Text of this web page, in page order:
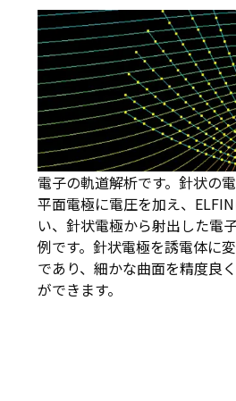
電子の軌道解析です。針状の
平面電極に電圧を加え、
い、針状電極から射出した電
例です。針状電極を誘電体に
であり、細かな曲面を精度良
ができます。